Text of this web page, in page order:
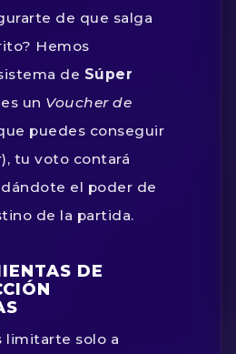
de que salga
Hemos
de Súper
un Voucher de
puedes conseguir
tu voto contará
el poder de
de la partida.
DE
limitarte solo a